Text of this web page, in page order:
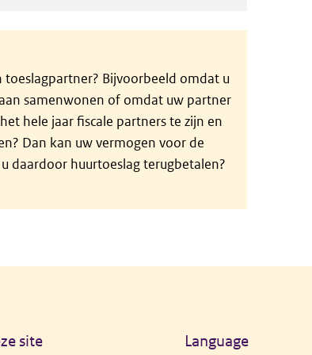
toeslagpartner? Bijvoorbeeld omdat u
samenwonen of omdat uw partner
hele jaar fiscale partners te zijn en
Dan kan uw vermogen voor de
daardoor huurtoeslag terugbetalen?
site Language